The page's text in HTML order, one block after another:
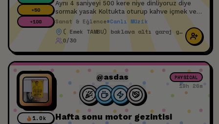
+50
+100
Aynı 4 saniyeyi 500 kere niye dinliyoruz diye
sormak yasak ​Koltukta oturup kahve içmek ve
şarkıya kafayla eşlik etmek serbest ​Çıkışta
kafanda bir melodiyle gezme garantisi var
Sanat & Eğlence#Canlı Müzik
( Emek TAMBU) baklava altı garaj girişi
0/30
1.0k
@asdas PHYSICAL
19h 26m
Hafta sonu motor gezintisi